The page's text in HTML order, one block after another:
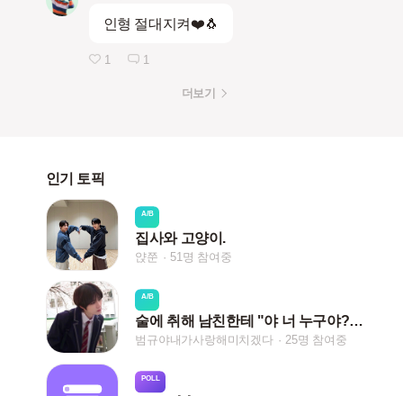
인형 절대지켜❤️🐧
1 1
더보기
인기 토픽
A/B
집사와 고양이.
얁쭌 51명 참여중
A/B
술에 취해 남친한테 "야 너 누구야?'라고 했을때
범규야내가사랑해미치겠다 25명 참여중
POLL